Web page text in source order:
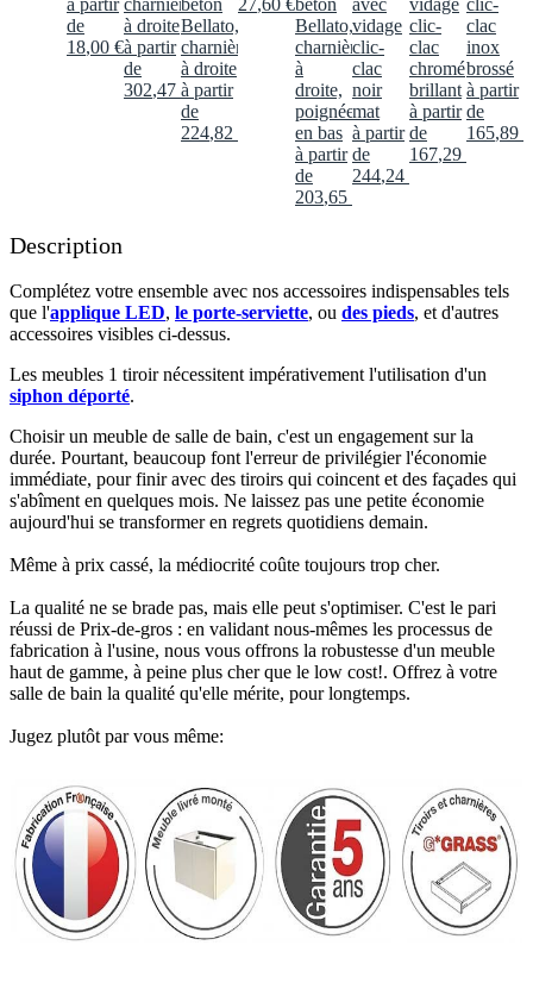
à partir
de
18,00 €
charnières
à droite
à partir
de
302,47 €
béton
Bellato,
charnières
à droite
à partir
de
224,82
27,60 €béton
Bellato,
charnières
à
droite,
poignée
en bas
à partir
de
203,65
avec
vidage
clic-
clac
noir
mat
à partir
de
244,24
vidage
clic-
clac
chromé
brillant
à partir
de
167,29
clic-
clac
inox
brossé
à partir
de
165,89
Description
Complétez votre ensemble avec nos accessoires indispensables tels
que l'applique LED, le porte-serviette, ou des pieds, et d'autres
accessoires visibles ci-dessus.​
Les meubles 1 tiroir nécessitent impérativement l'utilisation d'un
siphon déporté.​
Choisir un meuble de salle de bain, c'est un engagement sur la
durée. Pourtant, beaucoup font l'erreur de privilégier l'économie
immédiate, pour finir avec des tiroirs qui coincent et des façades qui
s'abîment en quelques mois. Ne laissez pas une petite économie
aujourd'hui se transformer en regrets quotidiens demain.
Même à prix cassé, la médiocrité coûte toujours trop cher.
La qualité ne se brade pas, mais elle peut s'optimiser. C'est le pari
réussi de Prix-de-gros : en validant nous-mêmes les processus de
fabrication à l'usine, nous vous offrons la robustesse d'un meuble
haut de gamme, à peine plus cher que le low cost!. Offrez à votre
salle de bain la qualité qu'elle mérite, pour longtemps.
Jugez plutôt par vous même: